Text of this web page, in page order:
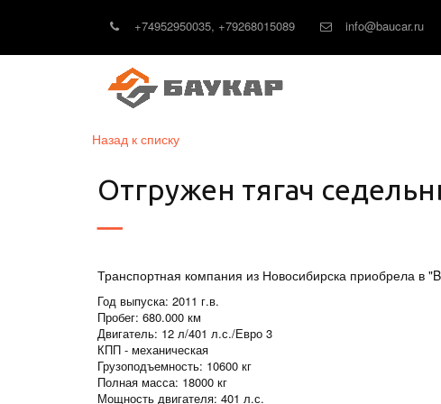
+74952950035, +79268015089 info@baucar.ru
Назад к списку
Отгружен тягач
Транспортная компания из Новосибирска приобрела в
Год выпуска: 2011 г.в.
Пробег: 680.000 км
Двигатель: 12 л/401 л.с./Евро 3
КПП - механическая
Грузоподъемность: 10600 кг
Полная масса: 18000 кг
Мощность двигателя: 401 л.с.